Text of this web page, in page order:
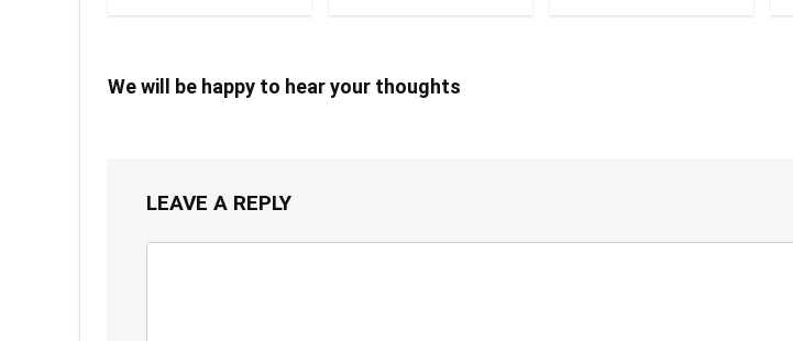
We will be happy to hear your thoughts
LEAVE A REPLY